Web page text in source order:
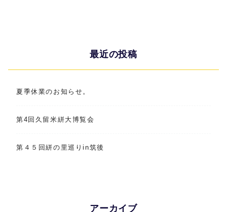
最近の投稿
夏季休業のお知らせ。
第4回久留米絣大博覧会
第４５回絣の里巡りin筑後
アーカイブ